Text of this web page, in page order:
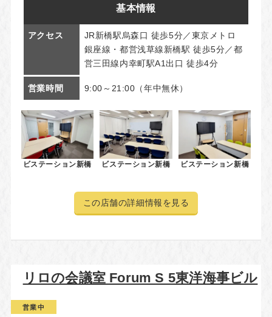
基本情報
アクセス
JR新橋駅烏森口 徒歩5分／東京メトロ
銀座線・都営浅草線新橋駅 徒歩5分／都
営三田線内幸町駅A1出口 徒歩4分
営業時間 9:00～21:00（年中無休）
ビステーション新橋 ビステーション新橋 ビステーション新橋
この店舗の詳細情報を見る
リロの会議室 Forum S 5東洋海事ビル
営業中